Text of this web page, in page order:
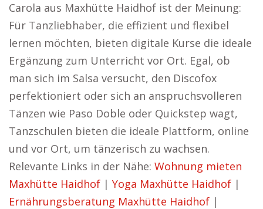
Carola aus Maxhütte Haidhof ist der Meinung:
Für Tanzliebhaber, die effizient und flexibel
lernen möchten, bieten digitale Kurse die ideale
Ergänzung zum Unterricht vor Ort. Egal, ob
man sich im Salsa versucht, den Discofox
perfektioniert oder sich an anspruchsvolleren
Tänzen wie Paso Doble oder Quickstep wagt,
Tanzschulen bieten die ideale Plattform, online
und vor Ort, um tänzerisch zu wachsen.
Relevante Links in der Nähe: Wohnung mieten
Maxhütte Haidhof | Yoga Maxhütte Haidhof |
Ernährungsberatung Maxhütte Haidhof |